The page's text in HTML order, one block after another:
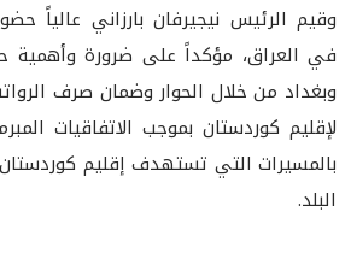
وقيم الرئيس نيجيرفان بارزاني عالياً
في العراق، مؤكداً على ضرورة وأهمية
وبغداد من خلال الحوار وضمان صرف
لإقليم كوردستان بموجب الاتفاقيات
بالمسيرات التي تستهدف إقليم كوردستان
البلد.